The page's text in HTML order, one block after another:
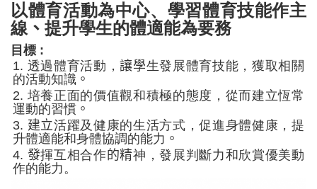
以體育活動為中心、學習體育技能作主
線 、 提升學生的體適能為要務
目標 :
1. 透過體育活動，讓學生發展體育技能，獲取相關
的活動知識 。
2. 培養正面的價值觀和積極的態度，從而建立恆常
運動的習慣 。
3. 建立活躍及健康的生活方式，促進身體健康，提
升體適能和身體協調的能力 。
4. 發揮互相合作的精神，發展判斷力和欣賞優美動
作的能力。